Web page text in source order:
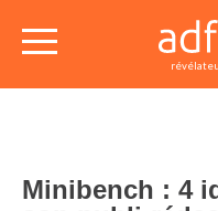
nos
Minibench : 4